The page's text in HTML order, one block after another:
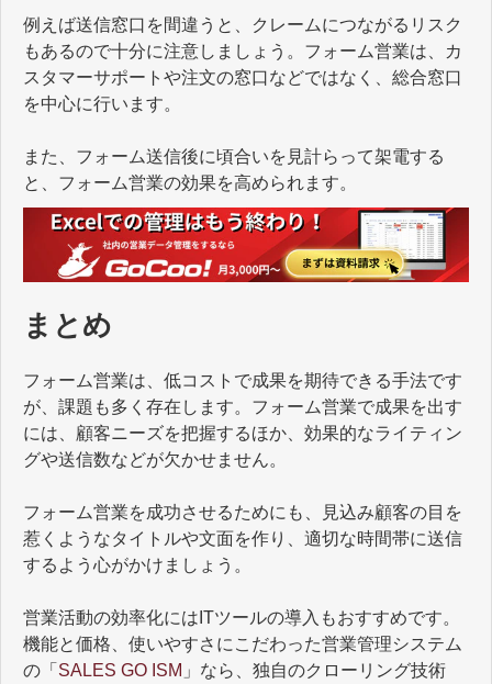
例えば送信窓口を間違うと、クレームにつながるリスク
もあるので十分に注意しましょう。フォーム営業は、カ
スタマーサポートや注文の窓口などではなく、総合窓口
を中心に行います。
また、フォーム送信後に頃合いを見計らって架電する
と、フォーム営業の効果を高められます。
まとめ
フォーム営業は、低コストで成果を期待できる手法です
が、課題も多く存在します。フォーム営業で成果を出す
には、顧客ニーズを把握するほか、効果的なライティン
グや送信数などが欠かせません。
フォーム営業を成功させるためにも、見込み顧客の目を
惹くようなタイトルや文面を作り、適切な時間帯に送信
するよう心がかけましょう。
営業活動の効率化にはITツールの導入もおすすめです。
機能と価格、使いやすさにこだわった営業管理システム
の「 SALES GO ISM 」なら、独自のクローリング技術